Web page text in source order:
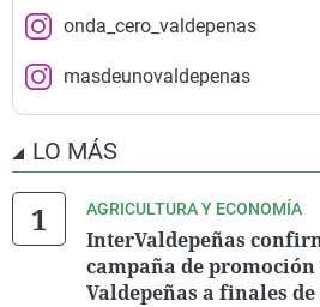
onda_cero_valdepenas
masdeunovaldepenas
LO MÁS
AGRICULTURA Y ECONOMÍA
InterValdepeñas
campaña de promoción
Valdepeñas a finales de